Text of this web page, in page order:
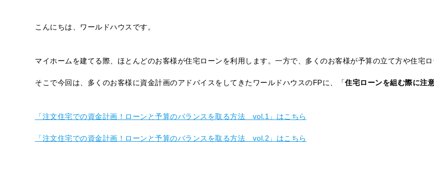
こんにちは、ワールドハウスです。
マイホームを建てる際、ほとんどのお客様が住宅ローンを利用します。一方で、多くのお客様が予算の立て方や住宅
そこで今回は、多くのお客様に資金計画のアドバイスをしてきたワールドハウスのFPに、「住宅ローンを組む際に注
「注文住宅での資金計画！ローンと予算のバランスを取る方法 vol.1」はこちら
「注文住宅での資金計画！ローンと予算のバランスを取る方法 vol.2」はこちら